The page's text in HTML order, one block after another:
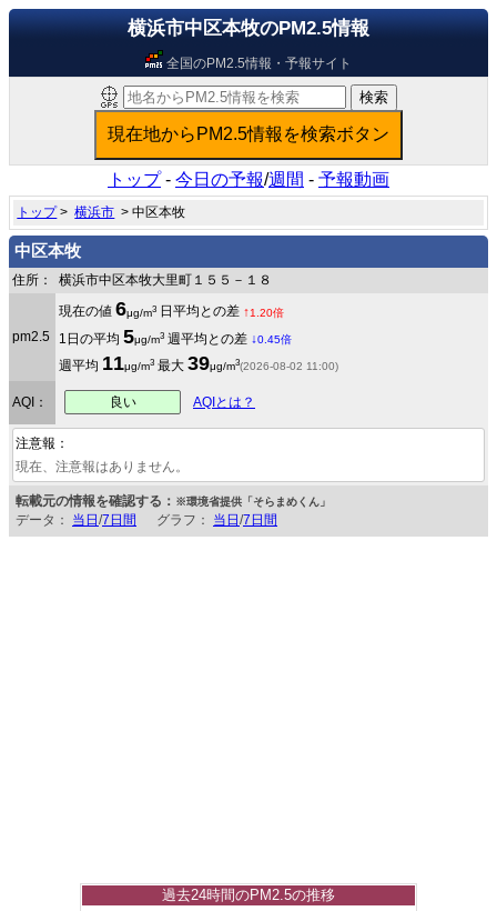
横浜市中区本牧のPM2.5情報
全国のPM2.5情報・予報サイト
トップ- 今日の予報/週間 - 予報動画
トップ>横浜市 > 中区本牧
中区本牧
住所： 横浜市中区本牧大里町１５５－１８
pm2.5
現在の値 6μg/m3 日平均との差 ↑1.20倍
1日の平均 5μg/m3 週平均との差 ↓0.45倍
週平均 11μg/m3 最大 39μg/m3(2026-08-02 11:00)
AQI： 良い AQIとは？
注意報：
現在、注意報はありません。
転載元の情報を確認する： ※環境省提供「そらまめくん」
データ： 当日 /7日間 グラフ： 当日 /7日間
過去24時間のPM2.5の推移